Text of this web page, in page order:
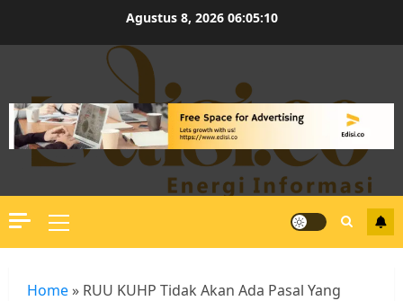
Agustus 8, 2026 06:05:10
Primary
Menu
Home » RUU KUHP Tidak Akan Ada Pasal Yang